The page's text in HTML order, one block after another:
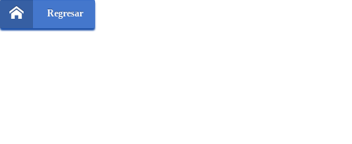
Regresar